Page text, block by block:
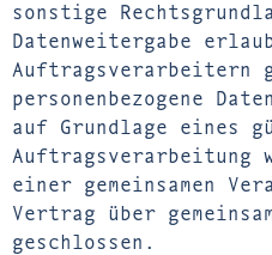
sonstige
Datenweitergabe
Auftragsverarbeitern
personenbezogene
auf Grundlage eines
einer gemeinsamen
Vertrag über
geschlossen.